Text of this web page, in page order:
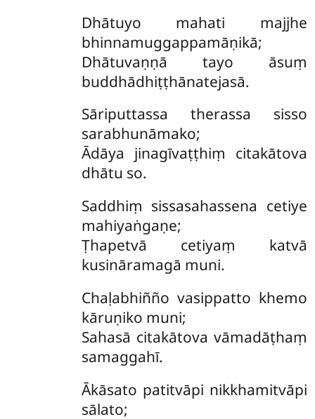
Dhātuyo mahati majjhe
bhinnamuggappamāṇikā;
Dhātuvaṇṇā tayo āsuṃ
buddhādhiṭṭhānatejasā.
Sāriputtassa therassa sisso
sarabhunāmako;
Ādāya jinagīvaṭṭhiṃ citakātova
dhātu so.
Saddhiṃ sissasahassena cetiye
mahiyaṅgaṇe;
Ṭhapetvā cetiyaṃ katvā
kusināramagā muni.
Chaḷabhiñño vasippatto khemo
kāruṇiko muni;
Sahasā citakātova vāmadāṭhaṃ
samaggahī.
Ākāsato patitvāpi nikkhamitvāpi
sālato;